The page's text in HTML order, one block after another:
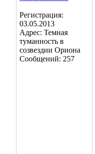
Регистрация:
03.05.2013
Адрес: Темная
туманность в
созвездии Ориона
Сообщений: 257